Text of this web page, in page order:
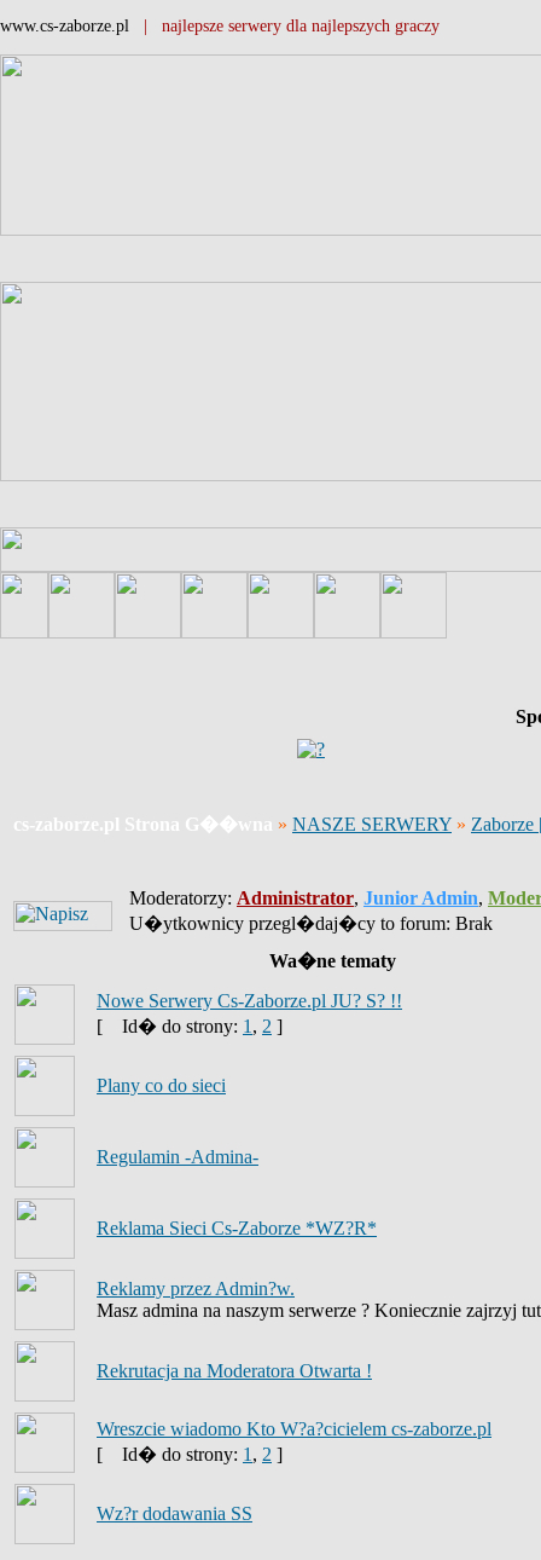
www.cs-zaborze.pl | najlepsze serwery dla najlepszych graczy
cs-zaborze.pl Strona G��wna » NASZE SERWERY »
Moderatorzy: Administrator, Junior Admin,
U�ytkownicy przegl�daj�cy to forum: Brak
Wa�ne tematy
Nowe Serwery Cs-Zaborze.pl JU? S? !!
[
Id� do strony: 1 , 2 ]
Plany co do sieci
Regulamin -Admina-
Reklama Sieci Cs-Zaborze *WZ?R*
Reklamy przez Admin?w.
Masz admina na naszym serwerze ? Koniecznie zajrzyj
Rekrutacja na Moderatora Otwarta !
Wreszcie wiadomo Kto W?a?cicielem cs-zaborze.pl
[
Id� do strony: 1 , 2 ]
Wz?r dodawania SS